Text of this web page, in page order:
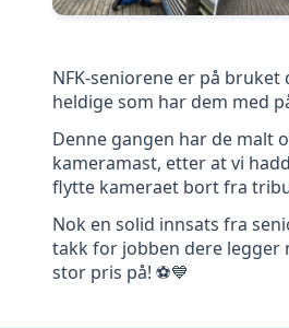
NFK-seniorene er på bruket
heldige som har dem med
Denne gangen har de malt
kameramast, etter at vi
flytte kameraet bort fra
Nok en solid innsats fra
takk for jobben dere legger
stor pris på! ⚽💙